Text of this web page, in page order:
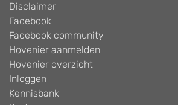
Disclaimer
Facebook
Facebook community
Hovenier aanmelden
Hovenier overzicht
Inloggen
Kennisbank